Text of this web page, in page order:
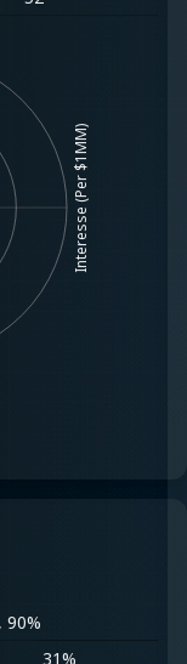
Interesse (Per $1MM)
90%
31%